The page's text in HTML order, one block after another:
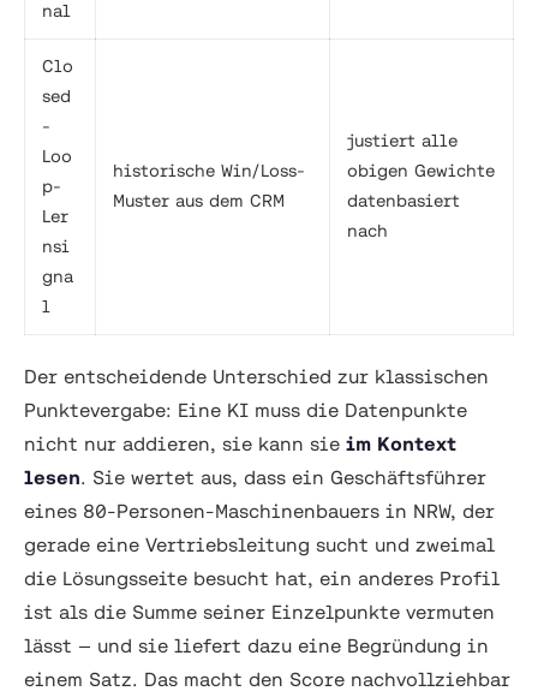
nal
Clo
sed
-
Loo
p-
Ler
nsi
gna
l
historische Win/Loss-
Muster aus dem CRM
justiert alle
obigen Gewichte
datenbasiert
nach
Der entscheidende Unterschied zur klassischen
Punktevergabe: Eine KI muss die Datenpunkte
nicht nur addieren, sie kann sie im Kontext
lesen. Sie wertet aus, dass ein Geschäftsführer
eines 80-Personen-Maschinenbauers in NRW, der
gerade eine Vertriebsleitung sucht und zweimal
die Lösungsseite besucht hat, ein anderes Profil
ist als die Summe seiner Einzelpunkte vermuten
lässt — und sie liefert dazu eine Begründung in
einem Satz. Das macht den Score nachvollziehbar